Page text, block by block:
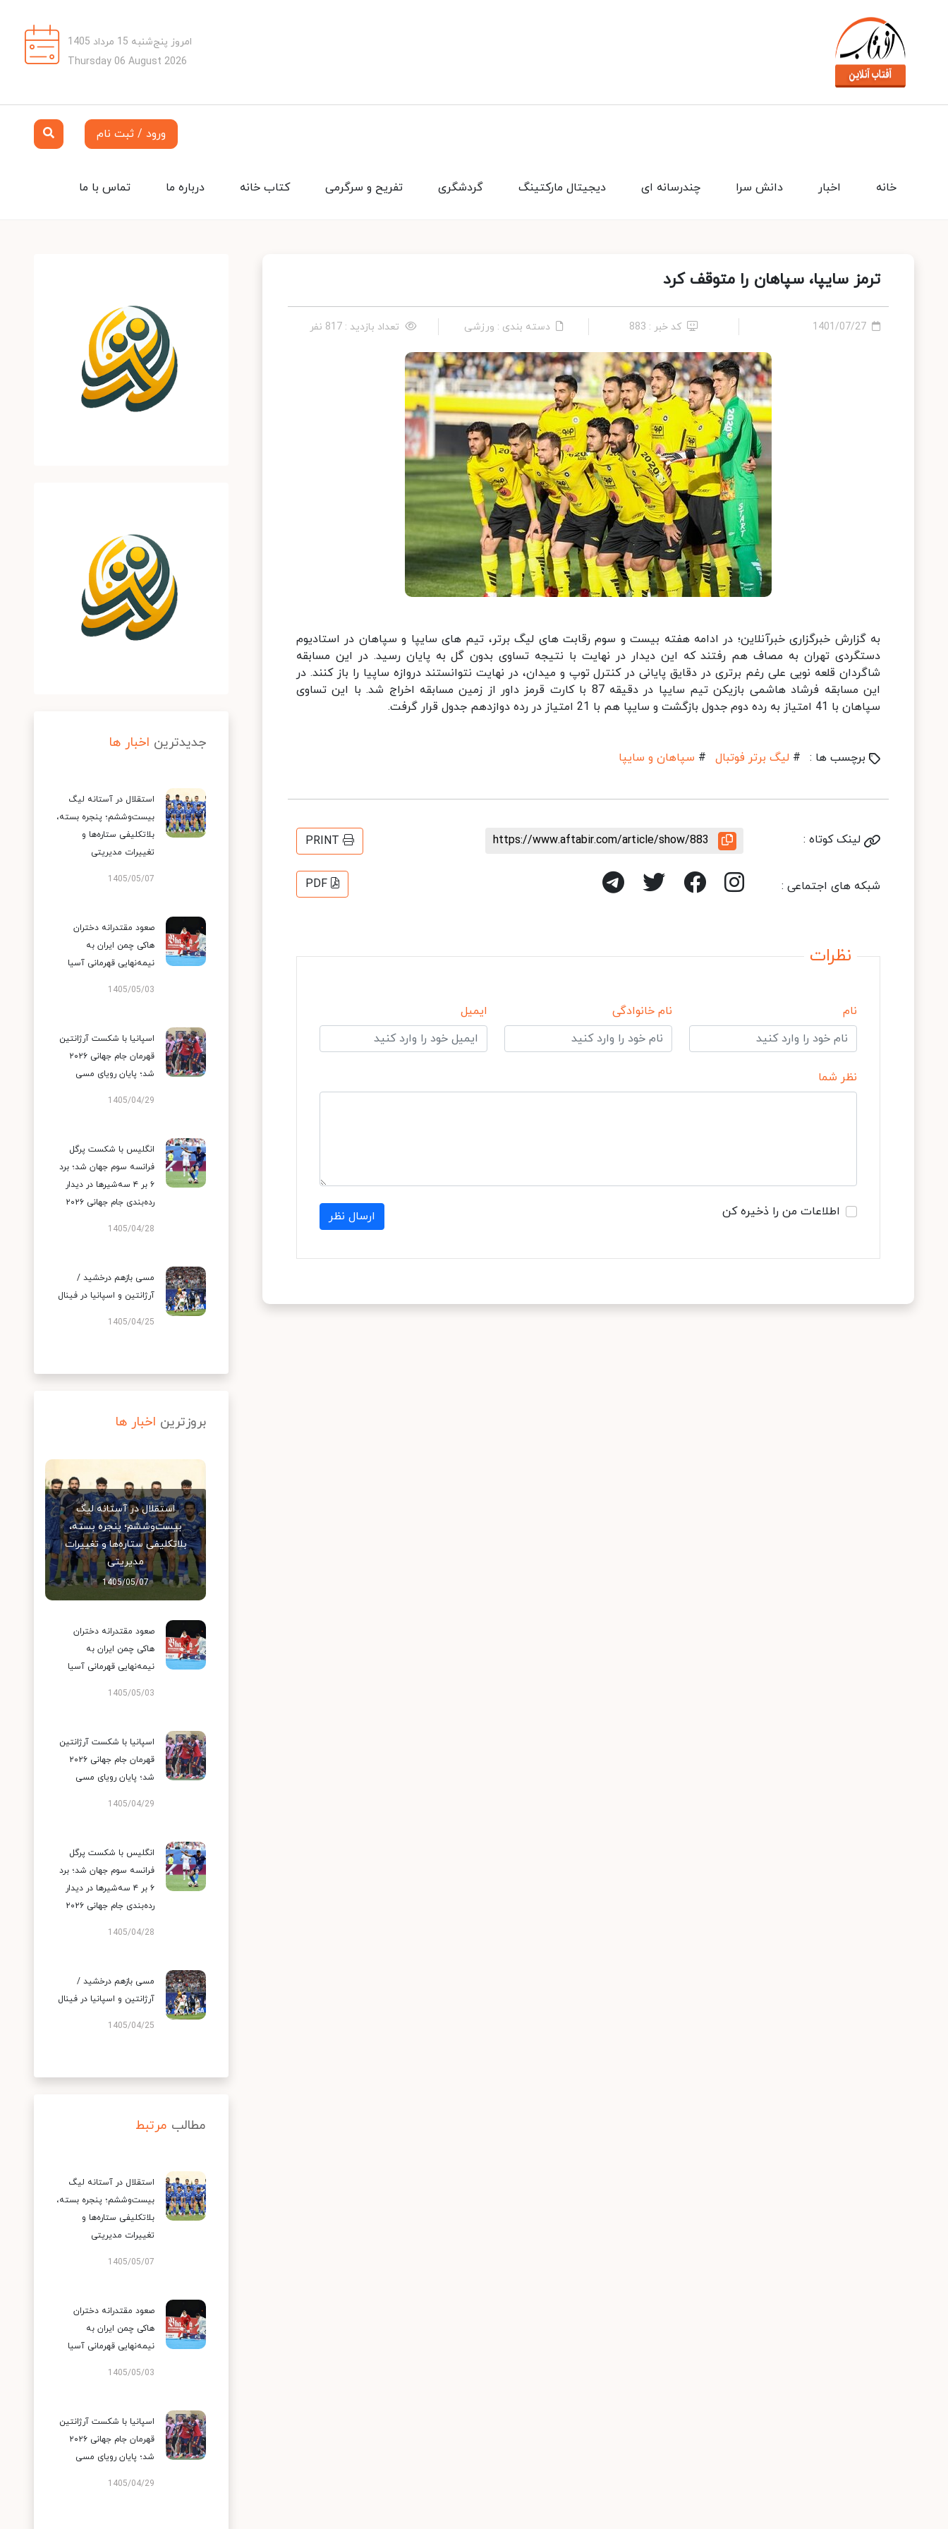
امروز پنج‌شنبه 15 مرداد 1405
Thursday 06 August 2026
ورود / ثبت نام
تماس با ما درباره ما کتاب خانه تفریح و سرگرمی گردشگری دیجیتال مارکتینگ چندرسانه ای دانش سرا اخبار خانه
ترمز سایپا، سپاهان را متوقف کرد
1401/07/27 کد خبر : 883 دسته بندی : ورزشی تعداد بازدید : 817 نفر
به گزارش خبرگزاری خبرآنلاین؛ در ادامه هفته بیست و سوم رقابت های لیگ برتر، تیم های سایپا و سپاهان در استادیوم
دستگردی تهران به مصاف هم رفتند که این دیدار در نهایت با نتیجه تساوی بدون گل به پایان رسید. در این مسابقه
شاگردان قلعه نویی علی رغم برتری در دقایق پایانی در کنترل توپ و میدان، در نهایت نتوانستند دروازه ساپیا را باز کنند. در
این مسابقه فرشاد هاشمی بازیکن تیم سایپا در دقیقه 87 با کارت قرمز داور از زمین مسابقه اخراج شد. با این تساوی
سپاهان با 41 امتیاز به رده دوم جدول بازگشت و سایپا هم با 21 امتیاز در رده دوازدهم جدول قرار گرفت.
برچسب ها : # لیگ برتر فوتبال # سپاهان و سایپا
لینک کوتاه : https://www.aftabir.com/article/show/883
PRINT
شبکه های اجتماعی : PDF
نظرات
نام نام خانوادگی ایمیل
نظر شما
اطلاعات من را ذخیره کن ارسال نظر
جدیدترین اخبار ها
استقلال در آستانه لیگ
بیست‌وششم؛ پنجره بسته،
بلاتکلیفی ستاره‌ها و
تغییرات مدیریتی
1405/05/07
صعود مقتدرانه دختران
هاکی چمن ایران به
نیمه‌نهایی قهرمانی آسیا
1405/05/03
اسپانیا با شکست آرژانتین
قهرمان جام جهانی ۲۰۲۶
شد؛ پایان رویای مسی
1405/04/29
انگلیس با شکست پرگل
فرانسه سوم جهان شد؛ برد
۶ بر ۴ سه‌شیرها در دیدار
رده‌بندی جام جهانی ۲۰۲۶
1405/04/28
مسی بازهم درخشید /
آرژانتین و اسپانیا در فینال
1405/04/25
بروزترین اخبار ها
استقلال در آستانه لیگ
بیست‌وششم؛ پنجره بسته،
بلاتکلیفی ستاره‌ها و تغییرات
مدیریتی
1405/05/07
صعود مقتدرانه دختران
هاکی چمن ایران به
نیمه‌نهایی قهرمانی آسیا
1405/05/03
اسپانیا با شکست آرژانتین
قهرمان جام جهانی ۲۰۲۶
شد؛ پایان رویای مسی
1405/04/29
انگلیس با شکست پرگل
فرانسه سوم جهان شد؛ برد
۶ بر ۴ سه‌شیرها در دیدار
رده‌بندی جام جهانی ۲۰۲۶
1405/04/28
مسی بازهم درخشید /
آرژانتین و اسپانیا در فینال
1405/04/25
مطالب مرتبط
استقلال در آستانه لیگ
بیست‌وششم؛ پنجره بسته،
بلاتکلیفی ستاره‌ها و
تغییرات مدیریتی
1405/05/07
صعود مقتدرانه دختران
هاکی چمن ایران به
نیمه‌نهایی قهرمانی آسیا
1405/05/03
اسپانیا با شکست آرژانتین
قهرمان جام جهانی ۲۰۲۶
شد؛ پایان رویای مسی
1405/04/29